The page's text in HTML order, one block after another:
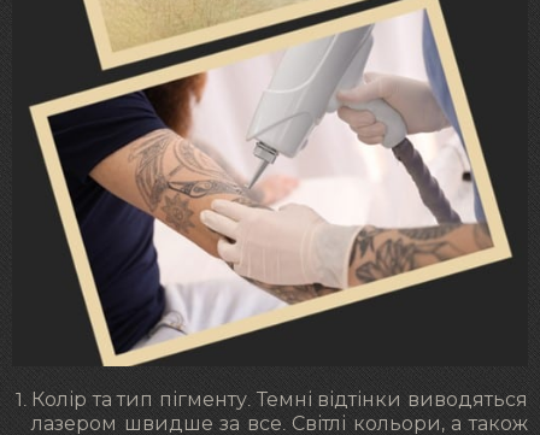
Колір та тип пігменту. Темні відтінки виводяться
лазером швидше за все. Світлі кольори, а також